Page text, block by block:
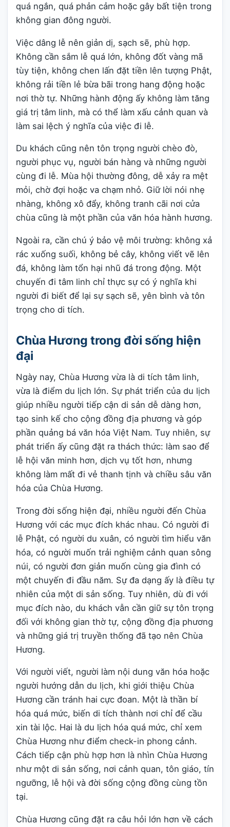
quá ngắn, quá phản cảm hoặc gây bất tiện trong
không gian đông người.
Việc dâng lễ nên giản dị, sạch sẽ, phù hợp.
Không cần sắm lễ quá lớn, không đốt vàng mã
tùy tiện, không chen lấn đặt tiền lên tượng Phật,
không rải tiền lẻ bừa bãi trong hang động hoặc
nơi thờ tự. Những hành động ấy không làm tăng
giá trị tâm linh, mà có thể làm xấu cảnh quan và
làm sai lệch ý nghĩa của việc đi lễ.
Du khách cũng nên tôn trọng người chèo đò,
người phục vụ, người bán hàng và những người
cùng đi lễ. Mùa hội thường đông, dễ xảy ra mệt
mỏi, chờ đợi hoặc va chạm nhỏ. Giữ lời nói nhẹ
nhàng, không xô đẩy, không tranh cãi nơi cửa
chùa cũng là một phần của văn hóa hành hương.
Ngoài ra, cần chú ý bảo vệ môi trường: không xả
rác xuống suối, không bẻ cây, không viết vẽ lên
đá, không làm tổn hại nhũ đá trong động. Một
chuyến đi tâm linh chỉ thực sự có ý nghĩa khi
người đi biết để lại sự sạch sẽ, yên bình và tôn
trọng cho di tích.
Chùa Hương trong đời sống hiện
đại
Ngày nay, Chùa Hương vừa là di tích tâm linh,
vừa là điểm du lịch lớn. Sự phát triển của du lịch
giúp nhiều người tiếp cận di sản dễ dàng hơn,
tạo sinh kế cho cộng đồng địa phương và góp
phần quảng bá văn hóa Việt Nam. Tuy nhiên, sự
phát triển ấy cũng đặt ra thách thức: làm sao để
lễ hội văn minh hơn, dịch vụ tốt hơn, nhưng
không làm mất đi vẻ thanh tịnh và chiều sâu văn
hóa của Chùa Hương.
Trong đời sống hiện đại, nhiều người đến Chùa
Hương với các mục đích khác nhau. Có người đi
lễ Phật, có người du xuân, có người tìm hiểu văn
hóa, có người muốn trải nghiệm cảnh quan sông
núi, có người đơn giản muốn cùng gia đình có
một chuyến đi đầu năm. Sự đa dạng ấy là điều tự
nhiên của một di sản sống. Tuy nhiên, dù đi với
mục đích nào, du khách vẫn cần giữ sự tôn trọng
đối với không gian thờ tự, cộng đồng địa phương
và những giá trị truyền thống đã tạo nên Chùa
Hương.
Với người viết, người làm nội dung văn hóa hoặc
người hướng dẫn du lịch, khi giới thiệu Chùa
Hương cần tránh hai cực đoan. Một là thần bí
hóa quá mức, biến di tích thành nơi chỉ để cầu
xin tài lộc. Hai là du lịch hóa quá mức, chỉ xem
Chùa Hương như điểm check-in phong cảnh.
Cách tiếp cận phù hợp hơn là nhìn Chùa Hương
như một di sản sống, nơi cảnh quan, tôn giáo, tín
ngưỡng, lễ hội và đời sống cộng đồng cùng tồn
tại.
Chùa Hương cũng đặt ra câu hỏi lớn hơn về cách